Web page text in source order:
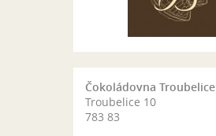
Čokoládovna Troubelice
Troubelice 10
783 83